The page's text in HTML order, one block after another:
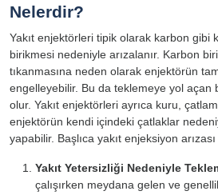
Nelerdir?
Yakıt enjektörleri tipik olarak karbon gibi
birikmesi nedeniyle arızalanır. Karbon
tıkanmasına neden olarak enjektörün
engelleyebilir. Bu da teklemeye yol açan
olur. Yakıt enjektörleri ayrıca kuru,
enjektörün kendi içindeki çatlaklar
yapabilir. Başlıca yakıt enjeksiyon
Yakıt Yetersizliği Nedeniyle
çalışırken meydana gelen ve